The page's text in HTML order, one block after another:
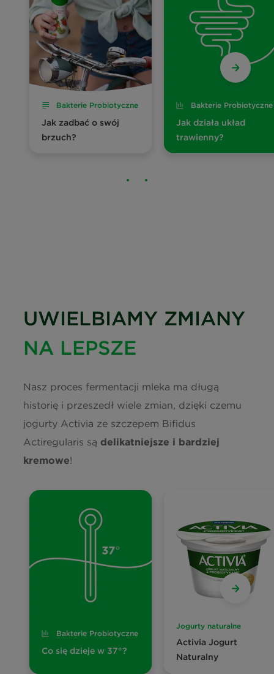
Bakterie Probiotyczne
Jak zadbać o swój
brzuch?
Bakterie Probiotyczne
Jak działa układ
trawienny?
UWIELBIAMY ZMIANY
NA LEPSZE
Nasz proces fermentacji mleka ma długą
historię i przeszedł wiele zmian, dzięki czemu
jogurty Activia ze szczepem Bifidus
Actiregularis są delikatniejsze i bardziej
kremowe!
Bakterie Probiotyczne
Co się dzieje w 37°?
Jogurty naturalne
Activia Jogurt
Naturalny